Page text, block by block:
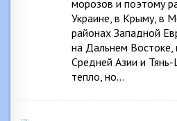
морозов и поэтому
Украине, в Крыму, в
районах Западной
на Дальнем Востоке,
Средней Азии и
тепло, но…